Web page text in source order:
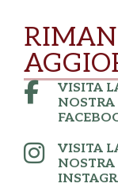
VISITA
VISITA